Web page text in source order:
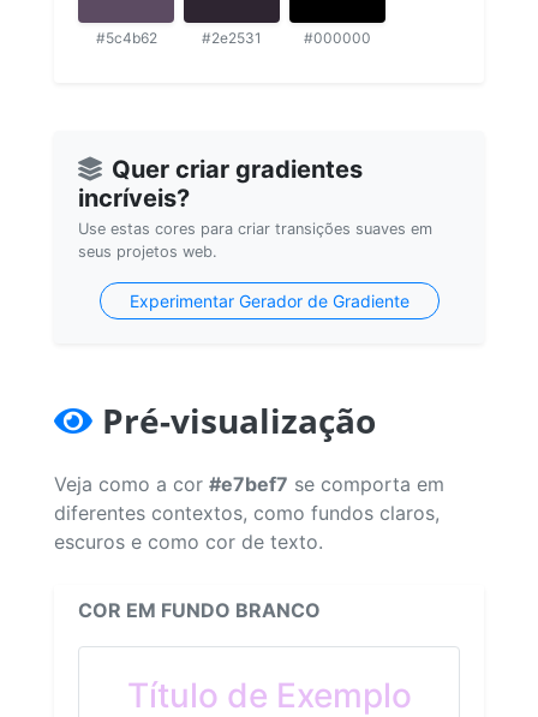
#5c4b62 #2e2531 #000000
Quer criar gradientes
incríveis?
Use estas cores para criar transições suaves em
seus projetos web.
Experimentar Gerador de Gradiente
Pré-visualização
Veja como a cor #e7bef7 se comporta em
diferentes contextos, como fundos claros,
escuros e como cor de texto.
COR EM FUNDO BRANCO
Título de Exemplo